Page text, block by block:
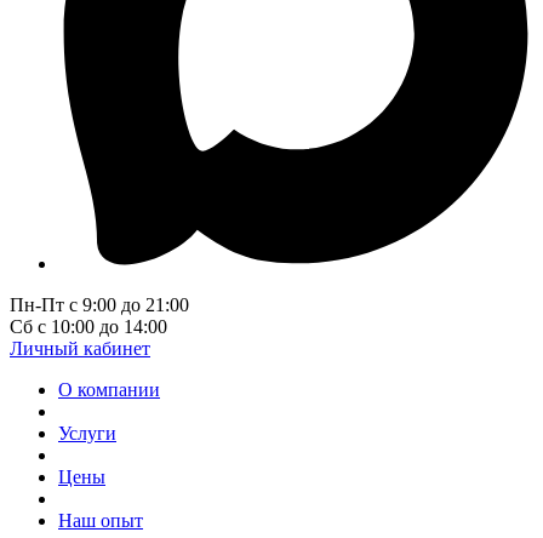
Пн-Пт с 9:00 до 21:00
Сб с 10:00 до 14:00
Личный кабинет
О компании
Услуги
Цены
Наш опыт